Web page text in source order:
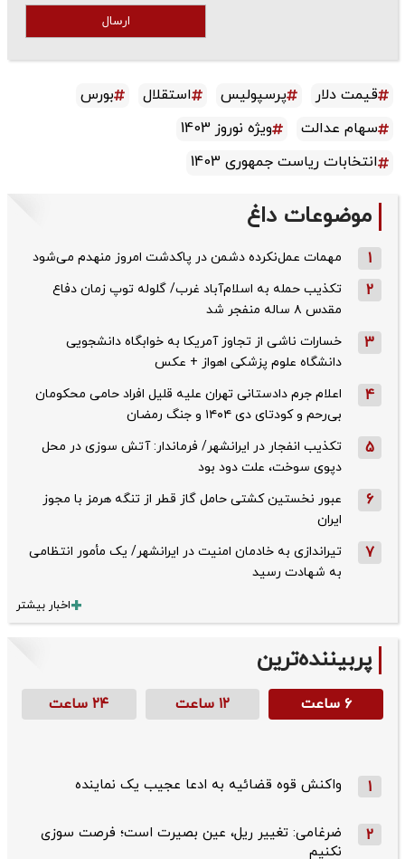
ارسال
قیمت دلار پرسپولیس استقلال
بورس
سهام عدالت
ویژه نوروز 1403
انتخابات ریاست جمهوری 1403
موضوعات داغ
1 مهمات عمل‌نکرده دشمن در پاکدشت امروز منهدم می‌شود
2
تکذیب حمله به اسلام‌آباد غرب/ گلوله توپ زمان دفاع
مقدس ۸ ساله منفجر شد
3
خسارات ناشی از تجاوز آمریکا به خوابگاه دانشجویی
دانشگاه علوم پزشکی اهواز + عکس
4
اعلام جرم دادستانی تهران علیه قلیل افراد حامی محکومان
بی‌رحم و کودتای دی‌ ۱۴۰۴ و جنگ رمضان
5
تکذیب ‌انفجار در ایرانشهر/ فرماندار: آتش سوزی در محل
دپوی سوخت، علت دود بود
6
عبور نخستین کشتی حامل گاز قطر از تنگه هرمز با مجوز
ایران
7
تیراندازی به خادمان امنیت در ایرانشهر/ یک مأمور انتظامی
به شهادت رسید
اخبار بیشتر
پربیننده‌ترین
۶ ساعت ۱۲ ساعت ۲۴ ساعت
1 واکنش قوه قضائیه به ادعا عجیب یک نماینده
2
ضرغامی: تغییر ریل، عین بصیرت است؛ فرصت سوزی
نکنیم